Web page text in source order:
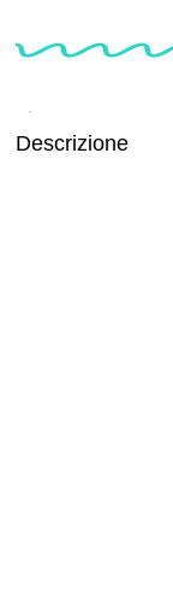
Descrizione